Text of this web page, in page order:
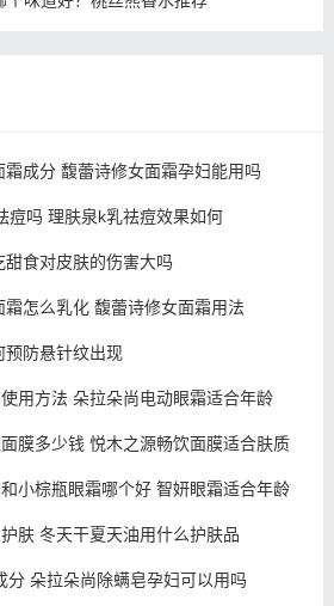
成分 馥蕾诗修女面霜孕妇能用吗
痘吗 理肤泉k乳祛痘效果如何
甜食对皮肤的伤害大吗
怎么乳化 馥蕾诗修女面霜用法
预防悬针纹出现
用方法 朵拉朵尚电动眼霜适合年龄
膜多少钱 悦木之源畅饮面膜适合肤质
小棕瓶眼霜哪个好 智妍眼霜适合年龄
肤 冬天干夏天油用什么护肤品
分 朵拉朵尚除螨皂孕妇可以用吗